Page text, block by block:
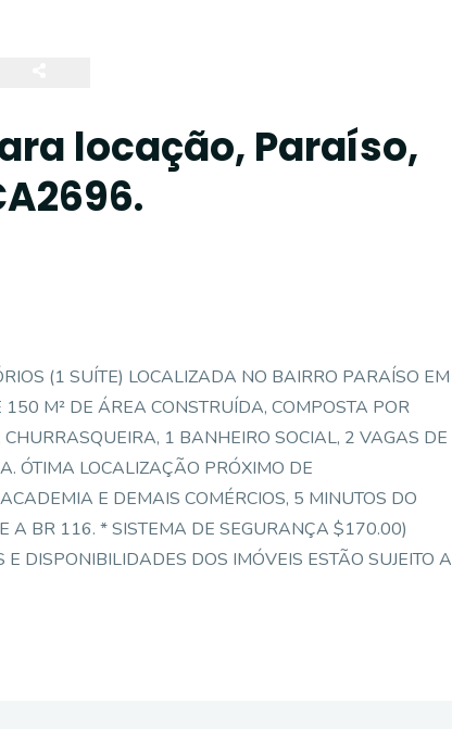
locação, Paraíso,
(1 SUÍTE) LOCALIZADA NO BAIRRO PARAÍSO EM
M² DE ÁREA CONSTRUÍDA, COMPOSTA POR
1 BANHEIRO SOCIAL, 2 VAGAS DE
ÓTIMA LOCALIZAÇÃO PRÓXIMO DE
E DEMAIS COMÉRCIOS, 5 MINUTOS DO
A BR 116. * SISTEMA DE SEGURANÇA $170.00)
DISPONIBILIDADES DOS IMÓVEIS ESTÃO SUJEITO A